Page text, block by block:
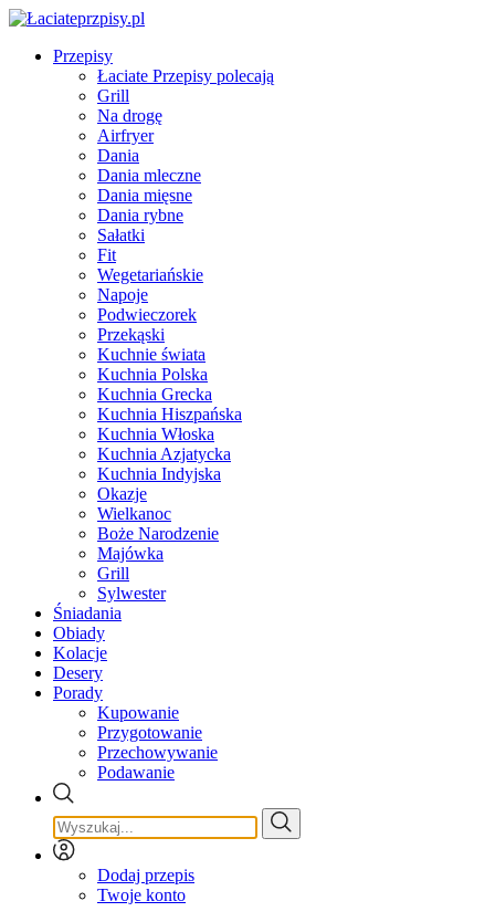
Przepisy
Łaciate Przepisy polecają
Grill
Na drogę
Airfryer
Dania
Dania mleczne
Dania mięsne
Dania rybne
Sałatki
Fit
Wegetariańskie
Napoje
Podwieczorek
Przekąski
Kuchnie świata
Kuchnia Polska
Kuchnia Grecka
Kuchnia Hiszpańska
Kuchnia Włoska
Kuchnia Azjatycka
Kuchnia Indyjska
Okazje
Wielkanoc
Boże Narodzenie
Majówka
Grill
Sylwester
Śniadania
Obiady
Kolacje
Desery
Porady
Kupowanie
Przygotowanie
Przechowywanie
Podawanie
Dodaj przepis
Twoje konto